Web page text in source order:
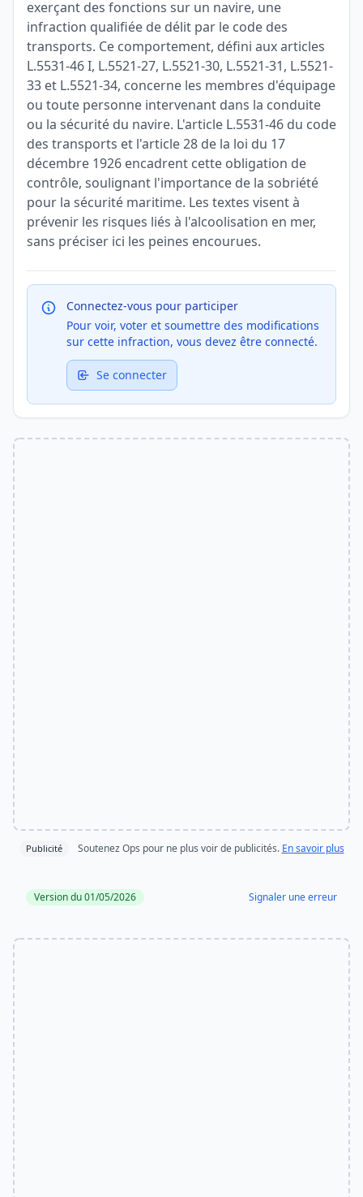
exerçant des fonctions sur un navire, une
infraction qualifiée de délit par le code des
transports. Ce comportement, défini aux articles
L.5531-46 I, L.5521-27, L.5521-30, L.5521-31, L.5521-
33 et L.5521-34, concerne les membres d'équipage
ou toute personne intervenant dans la conduite
ou la sécurité du navire. L'article L.5531-46 du code
des transports et l'article 28 de la loi du 17
décembre 1926 encadrent cette obligation de
contrôle, soulignant l'importance de la sobriété
pour la sécurité maritime. Les textes visent à
prévenir les risques liés à l'alcoolisation en mer,
sans préciser ici les peines encourues.
Connectez-vous pour participer
Pour voir, voter et soumettre des modifications
sur cette infraction, vous devez être connecté.
Se connecter
Publicité Soutenez Ops pour ne plus voir de publicités. En savoir plus
Version du 01/05/2026 Signaler une erreur